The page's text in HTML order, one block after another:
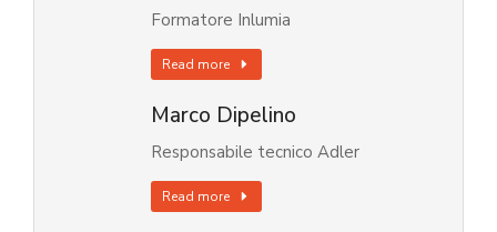
Formatore Inlumia
Read more
Marco Dipelino
Responsabile tecnico Adler
Read more